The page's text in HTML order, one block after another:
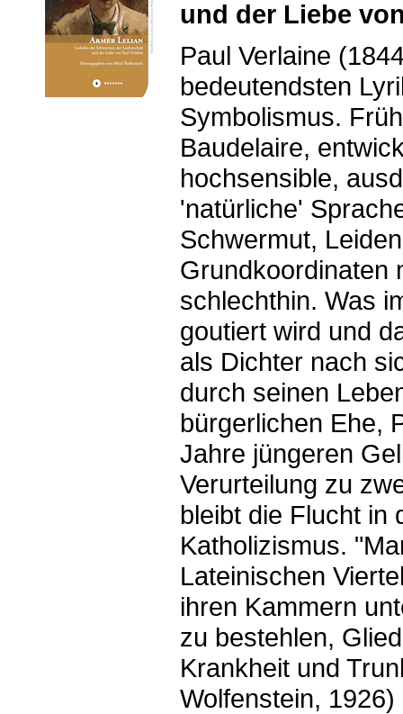
und der Liebe
Paul Verlaine
bedeutendsten
Symbolismus.
Baudelaire,
hochsensible,
'natürliche'
Schwermut,
Grundkoordinaten
schlechthin. Was
goutiert wird und
als Dichter nach
durch seinen
bürgerlichen Ehe,
Jahre jüngeren
Verurteilung zu
bleibt die Flucht in
Katholizismus.
Lateinischen
ihren Kammern
zu bestehlen,
Krankheit und
Wolfenstein, 1926)